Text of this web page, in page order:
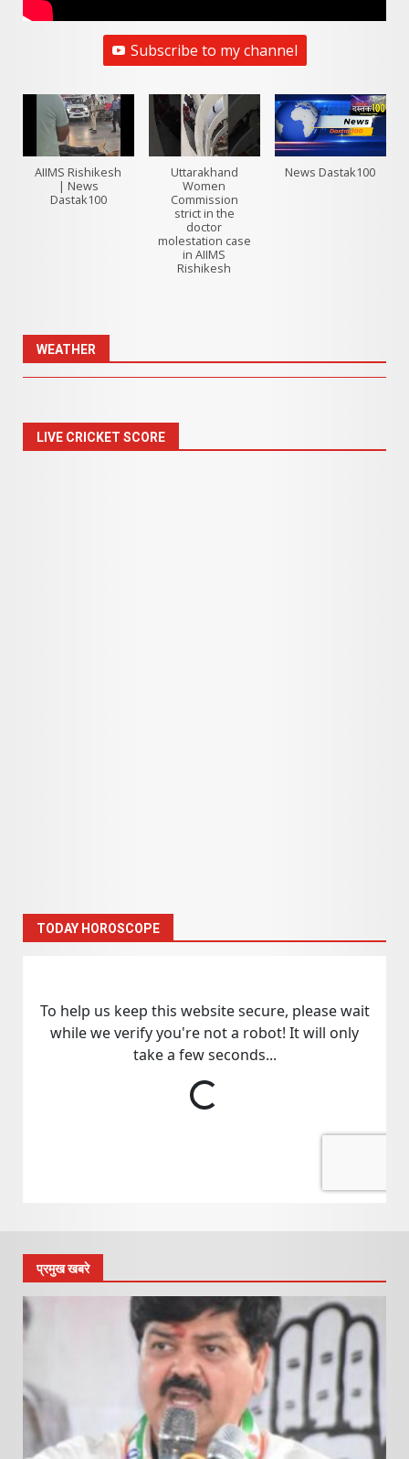
Subscribe to my channel
AIIMS Rishikesh
| News
Dastak100
Uttarakhand
Women
Commission
strict in the
doctor
molestation case
in AIIMS
Rishikesh
News Dastak100
WEATHER
LIVE CRICKET SCORE
TODAY HOROSCOPE
प्रमुख खबरे